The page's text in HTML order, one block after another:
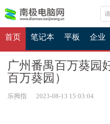
首页 笔记本 平板 企业
广州番禺百万葵园
百万葵园）
乐拇指 2023-08-13 15:03:04